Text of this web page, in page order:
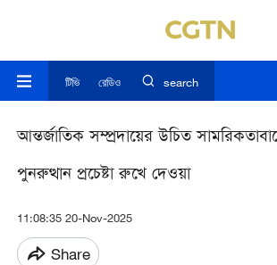
টিভি রেডিও search
আন্তর্জাতিক সম্প্রদায়ের উচিত
পুনরুত্থান প্রচেষ্টা রুখে দেওয়া
11:08:35 20-Nov-2025
Share